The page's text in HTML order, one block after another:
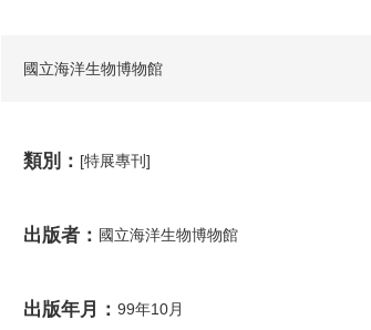
國立海洋生物博物館
類別： [特展專刊]
出版者： 國立海洋生物博物館
出版年月： 99年10月